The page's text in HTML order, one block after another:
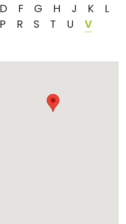
D F G H J K
L
P R S T U V